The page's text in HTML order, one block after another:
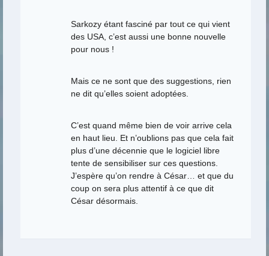
Sarkozy étant fasciné par tout ce qui vient
des USA, c’est aussi une bonne nouvelle
pour nous !
Mais ce ne sont que des suggestions, rien
ne dit qu’elles soient adoptées.
C’est quand même bien de voir arrive cela
en haut lieu. Et n’oublions pas que cela fait
plus d’une décennie que le logiciel libre
tente de sensibiliser sur ces questions.
J’espère qu’on rendre à César… et que du
coup on sera plus attentif à ce que dit
César désormais.